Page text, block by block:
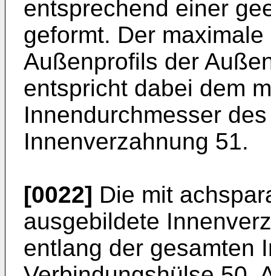
entsprechend einer
geformt. Der
Außenprofils der
entspricht dabei dem
Innendurchmesser
Innenverzahnung 51.
[0022] Die mit
ausgebildete
entlang der gesamten